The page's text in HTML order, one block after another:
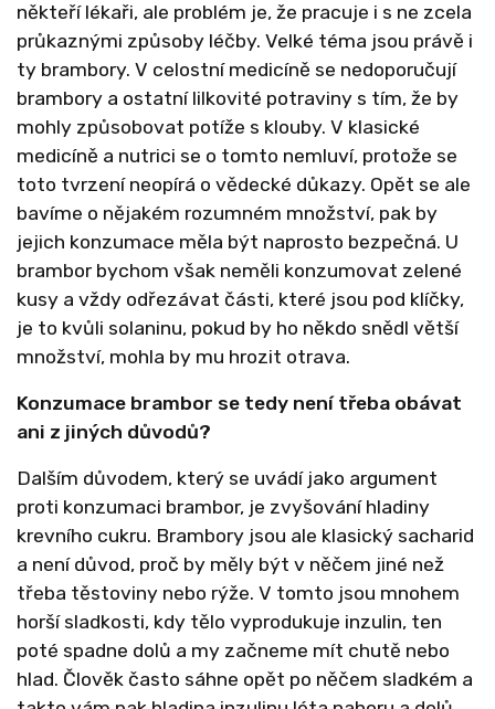
někteří lékaři, ale problém je, že pracuje i s ne zcela
průkaznými způsoby léčby. Velké téma jsou právě i
ty brambory. V celostní medicíně se nedoporučují
brambory a ostatní lilkovité potraviny s tím, že by
mohly způsobovat potíže s klouby. V klasické
medicíně a nutrici se o tomto nemluví, protože se
toto tvrzení neopírá o vědecké důkazy. Opět se ale
bavíme o nějakém rozumném množství, pak by
jejich konzumace měla být naprosto bezpečná. U
brambor bychom však neměli konzumovat zelené
kusy a vždy odřezávat části, které jsou pod klíčky,
je to kvůli solaninu, pokud by ho někdo snědl větší
množství, mohla by mu hrozit otrava.
Konzumace brambor se tedy není třeba obávat
ani z jiných důvodů?
Dalším důvodem, který se uvádí jako argument
proti konzumaci brambor, je zvyšování hladiny
krevního cukru. Brambory jsou ale klasický sacharid
a není důvod, proč by měly být v něčem jiné než
třeba těstoviny nebo rýže. V tomto jsou mnohem
horší sladkosti, kdy tělo vyprodukuje inzulin, ten
poté spadne dolů a my začneme mít chutě nebo
hlad. Člověk často sáhne opět po něčem sladkém a